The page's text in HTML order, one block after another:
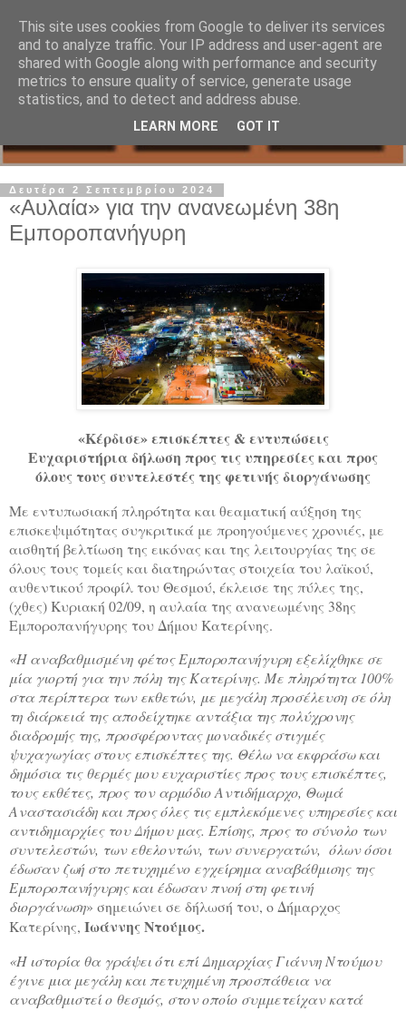
Δευτέρα 2 Σεπτεμβρίου 2024
«Αυλαία» για την ανανεωμένη 38η
Εμποροπανήγυρη
«Κέρδισε» επισκέπτες & εντυπώσεις
Ευχαριστήρια δήλωση προς τις υπηρεσίες και προς
όλους τους συντελεστές της φετινής διοργάνωσης
Με εντυπωσιακή πληρότητα και θεαματική αύξηση της
επισκεψιμότητας συγκριτικά με προηγούμενες χρονιές, με
αισθητή βελτίωση της εικόνας και της λειτουργίας της σε
όλους τους τομείς και διατηρώντας στοιχεία του λαϊκού,
αυθεντικού προφίλ του Θεσμού, έκλεισε της πύλες της,
(χθες) Κυριακή 02/09, η αυλαία της ανανεωμένης 38ης
Εμποροπανήγυρης του Δήμου Κατερίνης.
«Η αναβαθμισμένη φέτος Εμποροπανήγυρη εξελίχθηκε σε
μία γιορτή για την πόλη της Κατερίνης. Με πληρότητα 100%
στα περίπτερα των εκθετών, με μεγάλη προσέλευση σε όλη
τη διάρκειά της αποδείχτηκε αντάξια της πολύχρονης
διαδρομής της, προσφέροντας μοναδικές στιγμές
ψυχαγωγίας στους επισκέπτες της. Θέλω να εκφράσω και
δημόσια τις θερμές μου ευχαριστίες προς τους επισκέπτες,
τους εκθέτες, προς τον αρμόδιο Αντιδήμαρχο, Θωμά
Αναστασιάδη και προς όλες τις εμπλεκόμενες υπηρεσίες και
αντιδημαρχίες του Δήμου μας. Επίσης, προς το σύνολο των
συντελεστών, των εθελοντών, των συνεργατών, όλων όσοι
έδωσαν ζωή στο πετυχημένο εγχείρημα αναβάθμισης της
Εμποροπανήγυρης και έδωσαν πνοή στη φετινή
διοργάνωση» σημειώνει σε δήλωσή του, ο Δήμαρχος
Κατερίνης, Ιωάννης Ντούμος.
«Η ιστορία θα γράψει ότι επί Δημαρχίας Γιάννη Ντούμου
έγινε μια μεγάλη και πετυχημένη προσπάθεια να
αναβαθμιστεί ο θεσμός, στον οποίο συμμετείχαν κατά
This site uses cookies from Google to deliver its services
and to analyze traffic. Your IP address and user-agent are
shared with Google along with performance and security
metrics to ensure quality of service, generate usage
statistics, and to detect and address abuse.
LEARN MORE GOT IT